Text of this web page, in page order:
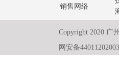
销售网络
Copyright 2020 广
网安备